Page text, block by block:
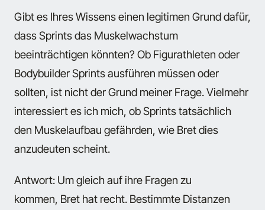
Gibt es Ihres Wissens einen legitimen Grund dafür,
dass Sprints das Muskelwachstum
beeinträchtigen könnten? Ob Figurathleten oder
Bodybuilder Sprints ausführen müssen oder
sollten, ist nicht der Grund meiner Frage. Vielmehr
interessiert es ich mich, ob Sprints tatsächlich
den Muskelaufbau gefährden, wie Bret dies
anzudeuten scheint.
Antwort: Um gleich auf ihre Fragen zu
kommen, Bret hat recht. Bestimmte Distanzen